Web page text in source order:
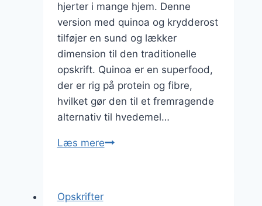
hjerter i mange hjem. Denne
version med quinoa og krydderost
tilføjer en sund og lækker
dimension til den traditionelle
opskrift. Quinoa er en superfood,
der er rig på protein og fibre,
hvilket gør den til et fremragende
alternativ til hvedemel…
Læs merePorretærte
Opskrifter